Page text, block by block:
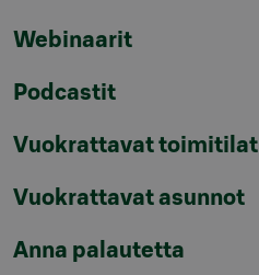
Webinaarit
Podcastit
Vuokrattavat toimitilat
Vuokrattavat asunnot
Anna palautetta